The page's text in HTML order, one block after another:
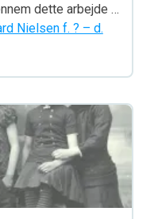
dette arbejde …
Nielsen f. ? – d.